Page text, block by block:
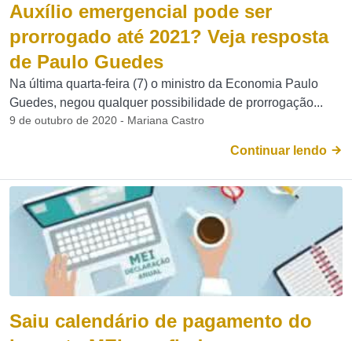
Auxílio emergencial pode ser
prorrogado até 2021? Veja resposta
de Paulo Guedes
Na última quarta-feira (7) o ministro da Economia Paulo
Guedes, negou qualquer possibilidade de prorrogação...
9 de outubro de 2020 - Mariana Castro
Continuar lendo
Saiu calendário de pagamento do